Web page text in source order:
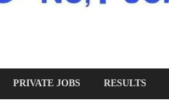
PRIVATE JOBS RESULTS